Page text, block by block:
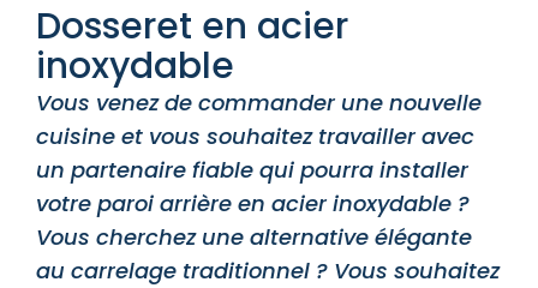
Dosseret en acier
inoxydable
Vous venez de commander une nouvelle
cuisine et vous souhaitez travailler avec
un partenaire fiable qui pourra installer
votre paroi arrière en acier inoxydable ?
Vous cherchez une alternative élégante
au carrelage traditionnel ? Vous souhaitez